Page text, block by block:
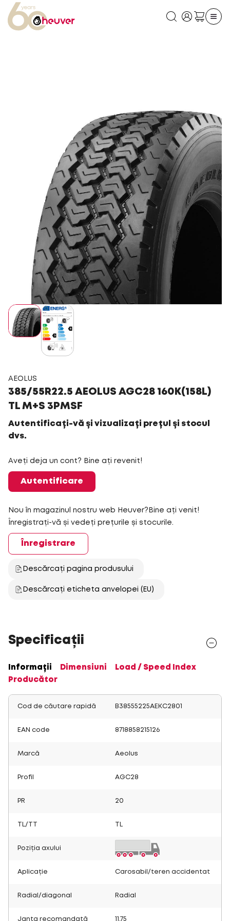
AEOLUS
385/55R22.5 AEOLUS AGC28 160K(158L)
TL M+S 3PMSF
Autentificați-vă și vizualizați prețul și stocul
dvs.
Aveți deja un cont? Bine ați revenit!
Autentificare
Nou în magazinul nostru web Heuver?Bine ați venit!
Înregistrați-vă și vedeți prețurile și stocurile.
Înregistrare
Descărcați pagina produsului
Descărcați eticheta anvelopei (EU)
Specificații
Informații Dimensiuni
Load / Speed Index
Producător
Cod de căutare rapidă B38555225AEKC2801
EAN code 8718858215126
Marcă Aeolus
Profil AGC28
PR 20
TL/TT
Poziția axului
Aplicație Carosabil/teren accidentat
Radial/diagonal Radial
Janta recomandată 11.75